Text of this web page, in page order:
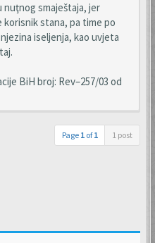
nuţnog smaještaja, jer
stana, pa time po
iseljenja, kao uvjeta
BiH broj: Rev–257/03 od
Page 1 of1 1 post